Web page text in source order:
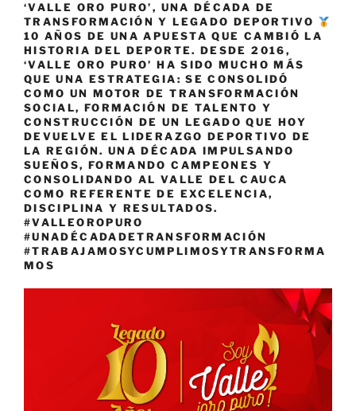
‘VALLE ORO PURO’, UNA DÉCADA DE
TRANSFORMACIÓN Y LEGADO DEPORTIVO
10 AÑOS DE UNA APUESTA QUE CAMBIÓ LA
HISTORIA DEL DEPORTE. DESDE 2016,
‘VALLE ORO PURO’ HA SIDO MUCHO MÁS
QUE UNA ESTRATEGIA: SE CONSOLIDÓ
COMO UN MOTOR DE TRANSFORMACIÓN
SOCIAL, FORMACIÓN DE TALENTO Y
CONSTRUCCIÓN DE UN LEGADO QUE HOY
DEVUELVE EL LIDERAZGO DEPORTIVO DE
LA REGIÓN. UNA DÉCADA IMPULSANDO
SUEÑOS, FORMANDO CAMPEONES Y
CONSOLIDANDO AL VALLE DEL CAUCA
COMO REFERENTE DE EXCELENCIA,
DISCIPLINA Y RESULTADOS.
#VALLEOROPURO
#UNADÉCADADETRANSFORMACIÓN
#TRABAJAMOSYCUMPLIMOSYTRANSFORMA
MOS